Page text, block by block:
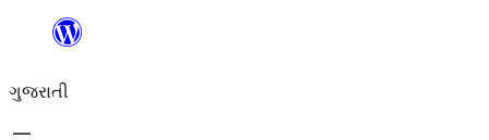
કંટેન્ટ(લખાણ)
જાઓ
ગુજરાતી